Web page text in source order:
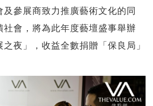
參展商致力推廣藝術文化的同
社會，將為此年度藝壇盛事舉辦
之夜」，收益全數捐贈「保良局」